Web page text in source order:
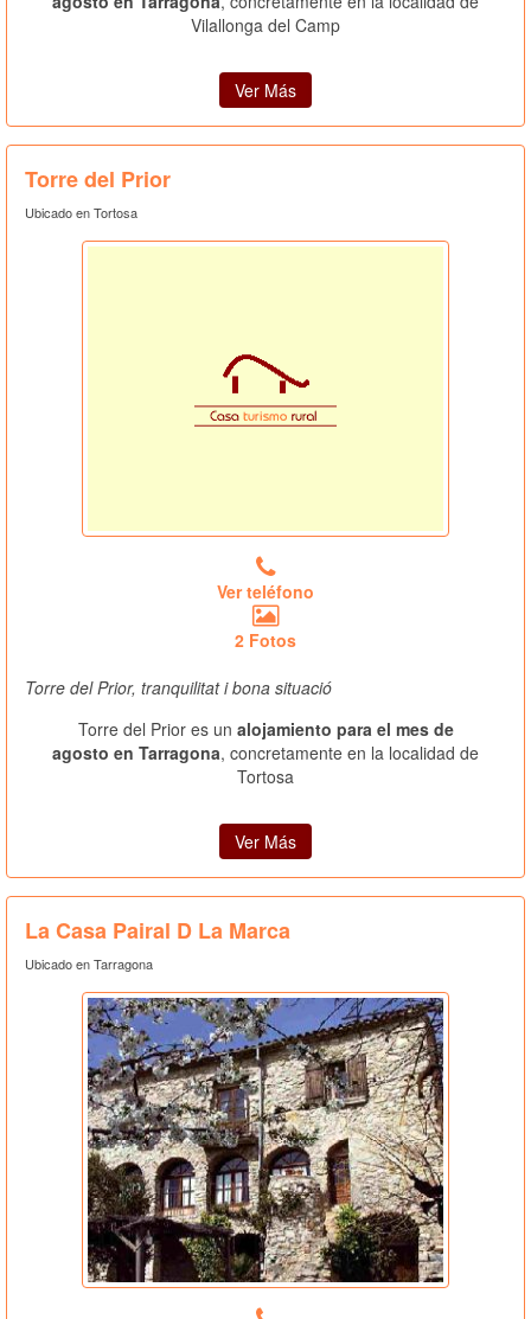
Vilallonga del Camp
Ver Más
Torre del Prior
Ubicado en Tortosa
Ver teléfono
2 Fotos
Torre del Prior, tranquilitat i bona situació
Torre del Prior es un alojamiento para el mes de
agosto en Tarragona, concretamente en la localidad de
Tortosa
Ver Más
La Casa Pairal D La Marca
Ubicado en Tarragona